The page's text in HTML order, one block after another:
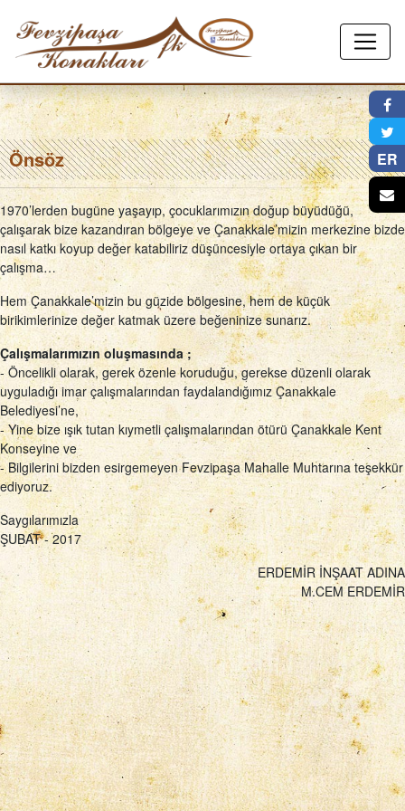
Önsöz
1970’lerden bugüne yaşayıp, çocuklarımızın doğup büyüdüğü,
çalışarak bize kazandıran bölgeye ve Çanakkale’mizin merkezine bizde
nasıl katkı koyup değer katabiliriz düşüncesiyle ortaya çıkan bir
çalışma…
Hem Çanakkale’mizin bu güzide bölgesine, hem de küçük
birikimlerinize değer katmak üzere beğeninize sunarız.
Çalışmalarımızın oluşmasında ;
- Öncelikli olarak, gerek özenle koruduğu, gerekse düzenli olarak
uyguladığı imar çalışmalarından faydalandığımız Çanakkale
Belediyesi’ne,
- Yine bize ışık tutan kıymetli çalışmalarından ötürü Çanakkale Kent
Konseyine ve
- Bilgilerini bizden esirgemeyen Fevzipaşa Mahalle Muhtarına teşekkür
ediyoruz.
Saygılarımızla
ŞUBAT - 2017
ERDEMİR İNŞAAT ADINA
M.CEM ERDEMİR
×
ER